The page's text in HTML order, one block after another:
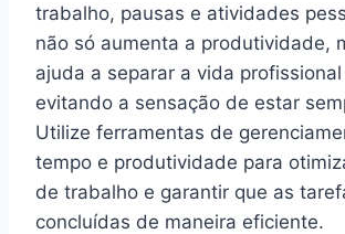
trabalho, pausas e atividades
não só aumenta a produtividade,
ajuda a separar a vida
evitando a sensação de estar
Utilize ferramentas de
tempo e produtividade para
de trabalho e garantir que as
concluídas de maneira eficiente.